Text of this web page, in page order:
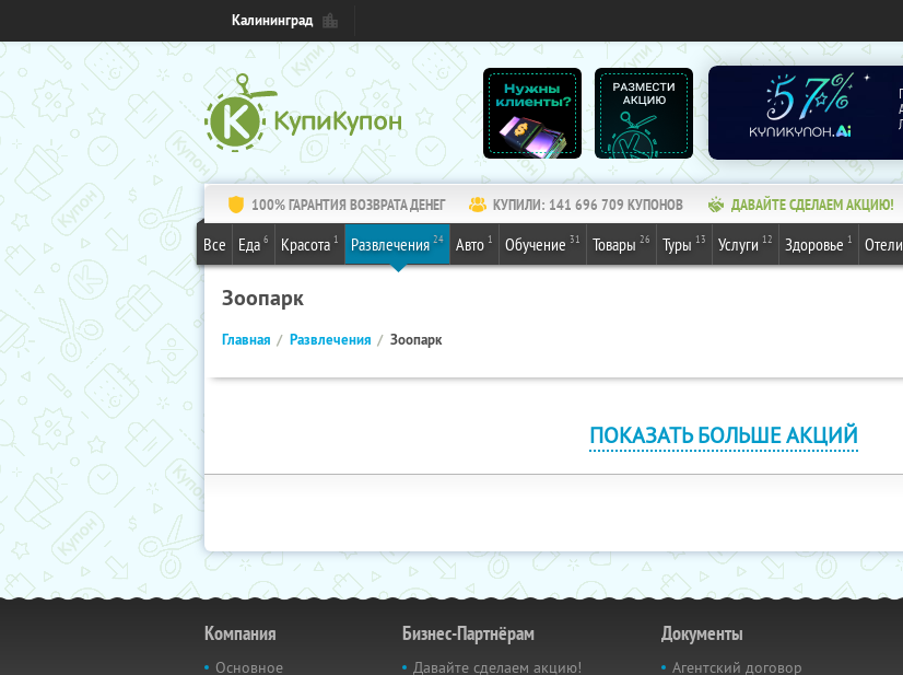
Калининград
100% ГАРАНТИЯ ВОЗВРАТА ДЕНЕГ КУПИЛИ: 141 696 709 КУПОНОВ ДАВАЙТЕ СДЕЛАЕМ АКЦИЮ!
Все Еда 6 Красота 1 Развлечения 24 Авто 1 Обучение 31 Товары 26 Туры 13 Услуги 12 Здоровье 1 Отели
Зоопарк
Главная Развлечения Зоопарк
ПОКАЗАТЬ БОЛЬШЕ АКЦИЙ
Компания
Основное
Бизнес-Партнёрам
Давайте сделаем акцию!
Документы
Агентский договор